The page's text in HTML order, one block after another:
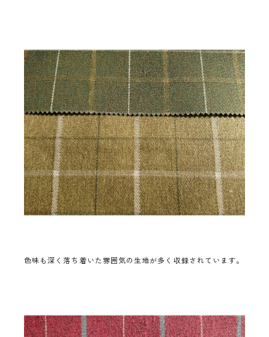
色味も深く落ち着いた雰囲気の生地が多く収録されています。